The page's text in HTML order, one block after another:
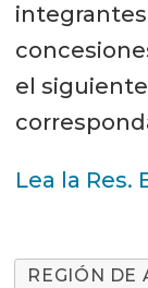
el
Lea la Res.
REGIÓN DE